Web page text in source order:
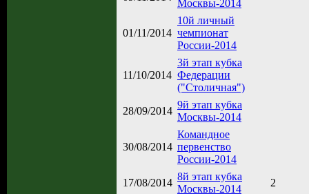
Москвы-2014
01/11/2014
10й личный
чемпионат
России-2014
11/10/2014
3й этап кубка
Федерации
("Столичная")
28/09/2014
9й этап кубка
Москвы-2014
30/08/2014
Командное
первенство
России-2014
17/08/2014
8й этап кубка
Москвы-2014
2